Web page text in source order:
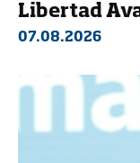
Libertad
07.08.2026